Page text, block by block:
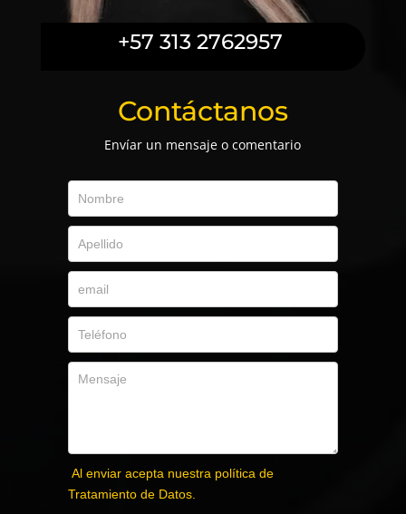
+57 313 2762957
Contáctanos
Envíar un mensaje o comentario
Al enviar acepta nuestra política de
Tratamiento de Datos.